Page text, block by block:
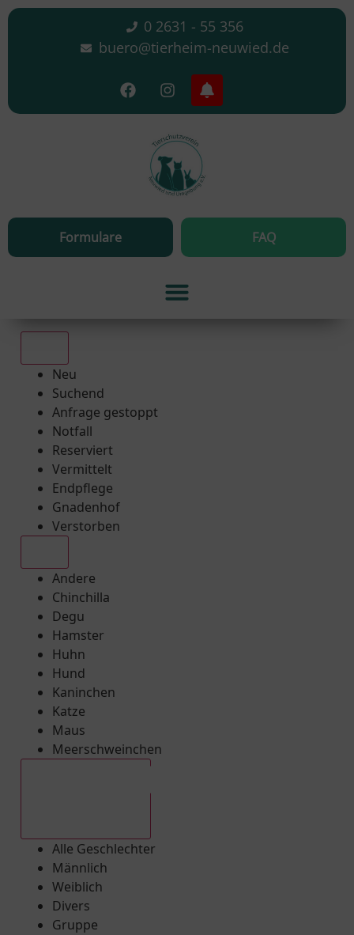
0 2631 - 55 356
buero@tierheim-neuwied.de
Formulare FAQ
Neu
Suchend
Anfrage gestoppt
Notfall
Reserviert
Vermittelt
Endpflege
Gnadenhof
Verstorben
Andere
Chinchilla
Degu
Hamster
Huhn
Hund
Kaninchen
Katze
Maus
Meerschweinchen
Alle Geschlechter
Männlich
Weiblich
Divers
Gruppe